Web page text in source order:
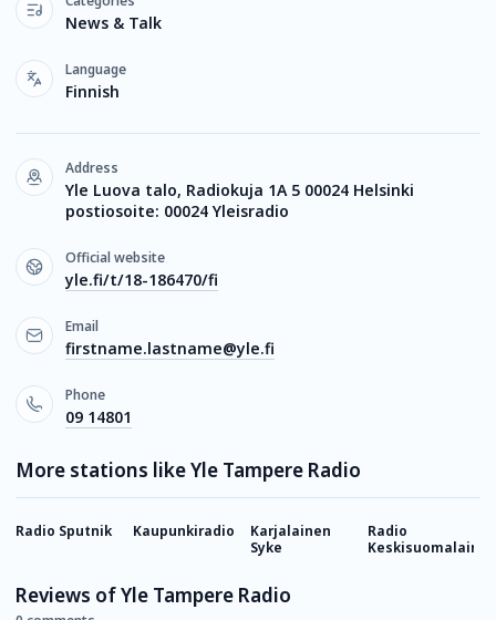
News & Talk
Language
Finnish
Address
Yle Luova talo, Radiokuja 1A 5 00024 Helsinki
postiosoite: 00024 Yleisradio
Official website
yle.fi/t/18-186470/fi
Email
firstname.lastname@yle.fi
Phone
09 14801
More stations like Yle Tampere Radio
Radio Sputnik Kaupunkiradio
Karjalainen
Syke
Radio
Keskisuomalainen
Reviews of Yle Tampere Radio